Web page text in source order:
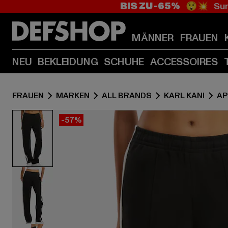
BIS ZU -65% 😲💥
MÄNNER FRAUEN
NEU BEKLEIDUNG SCHUHE ACCESSOIRES
FRAUEN MARKEN ALL BRANDS KARL KANI
-57%